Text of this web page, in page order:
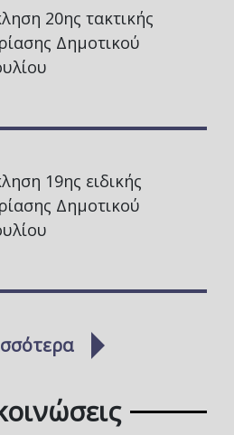
20ης τακτικής
Δημοτικού
19ης ειδικής
Δημοτικού